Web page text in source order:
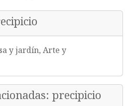
y jardín, Arte y
precipicio